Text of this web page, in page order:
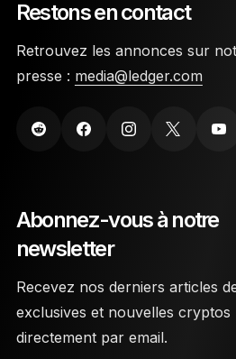
Restons en contact
Retrouvez les annonces sur
presse : media@ledger.com
Abonnez-vous à notre
newsletter
Recevez nos derniers articles
exclusives et nouvelles cryptos
directement par email.